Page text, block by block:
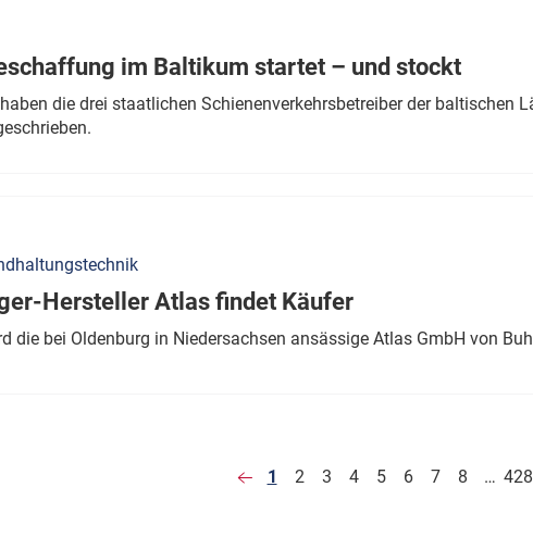
im Baltikum startet – und stockt
die drei staatlichen Schienenverkehrsbetreiber der baltischen
Hersteller Atlas findet Käufer
die bei Oldenburg in Niedersachsen ansässige Atlas GmbH von
1 2 3 4 5 6 7 8 …